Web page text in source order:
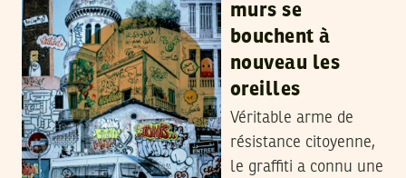
murs se
bouchent à
nouveau les
oreilles
Véritable arme de
résistance citoyenne,
le graffiti a connu une